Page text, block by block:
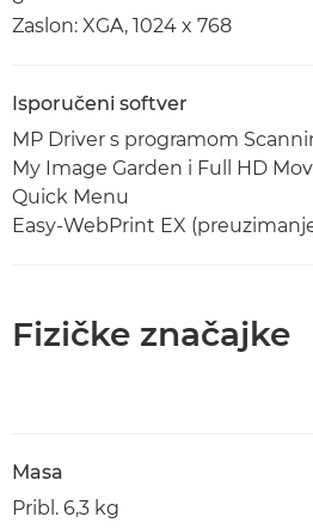
Zaslon: XGA, 1024 x 768
Isporučeni softver
MP Driver s programom
My Image Garden i Full HD
Quick Menu
Easy-WebPrint EX
Fizičke značajke
Masa
Pribl. 6,3 kg